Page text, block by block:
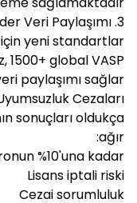
3. Cross-border Veri Paylaşımı
için yeni standartlar
1500+ global VASP
paylaşımı sağlar.
Cezaları
sonuçları oldukça
ağır:
%10'una kadar
Lisans iptali riski
Cezai sorumluluk